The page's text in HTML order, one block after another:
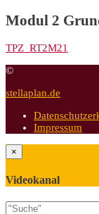
Modul 2
TPZ_RT2M21
©
stellaplan.de
Impressum
×
Videokanal